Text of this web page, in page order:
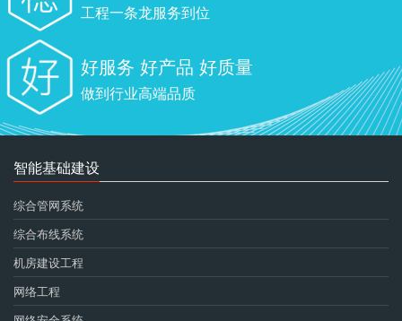
工程一条龙服务到位
好服务 好产品 好质量
做到行业高端品质
智能基础建设
综合管网系统
综合布线系统
机房建设工程
网络工程